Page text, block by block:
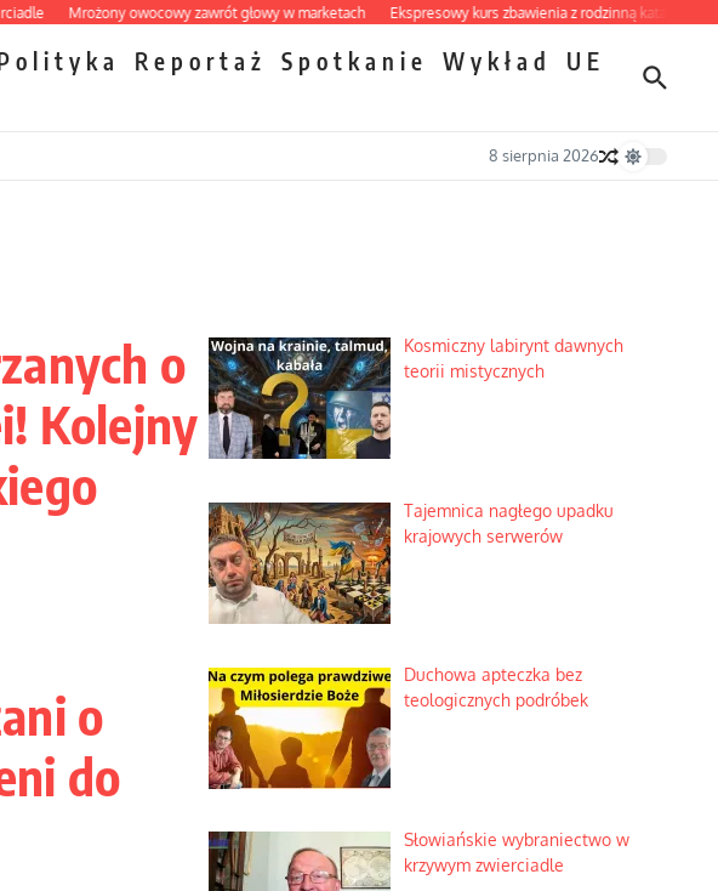
Mrożony owocowy zawrót głowy w marketach Ekspresowy kurs zbawienia z rodzinną katastrofą
Reportaż Spotkanie Wykład
UE
8 sierpnia 2026
o
Kolejny
o
do
Kosmiczny labirynt dawnych
teorii mistycznych
Tajemnica nagłego upadku
krajowych serwerów
Duchowa apteczka bez
teologicznych podróbek
Słowiańskie wybraniectwo w
krzywym zwierciadle